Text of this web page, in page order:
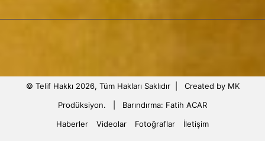
© Telif Hakkı 2026, Tüm Hakları Saklıdır | Created by MK
Prodüksiyon. | Barındırma: Fatih ACAR
Haberler
Videolar Fotoğraflar İletişim